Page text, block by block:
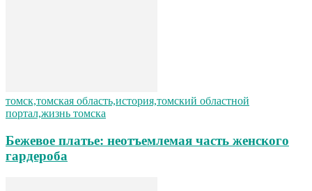
томск,томская область,история,томский областной
портал,жизнь томска
Бежевое платье: неотъемлемая часть женского
гардероба